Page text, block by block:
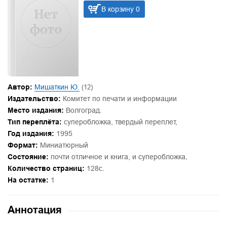
В корзину 0
Автор: Мишаткин Ю. (12)
Издательство: Комитет по печати и информации
Место издания: Волгоград.
Тип переплёта: суперобложка, твердый переплет,
Год издания: 1995
Формат: Миниатюрный
Состояние: почти отличное и книга, и суперобложка,
Количество страниц: 128с.
На остатке: 1
Аннотация